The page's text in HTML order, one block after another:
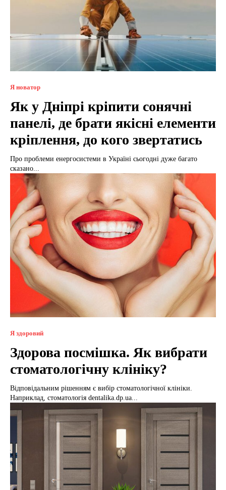
Я новатор
Як у Дніпрі кріпити сонячні
панелі, де брати якісні елементи
кріплення, до кого звертатись
Про проблеми енергосистеми в Україні сьогодні дуже багато
сказано...
Я здоровий
Здорова посмішка. Як вибрати
стоматологічну клініку?
Відповідальним рішенням є вибір стоматологічної клініки.
Наприклад, стоматологія dentalika.dp.ua...